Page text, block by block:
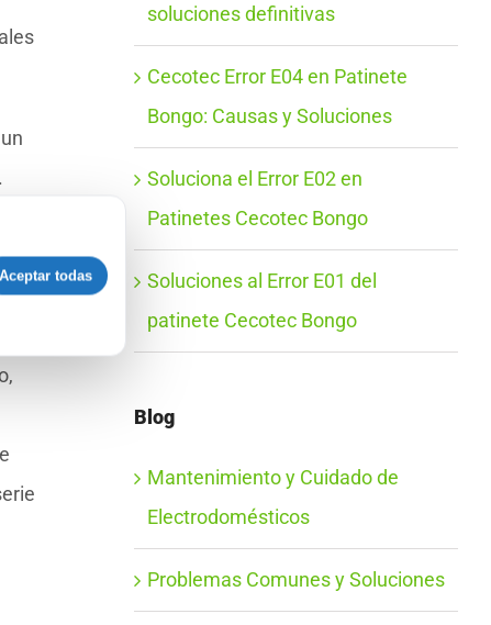
soluciones definitivas
Cecotec Error E04 en Patinete
Bongo: Causas y Soluciones
Soluciona el Error E02 en
Patinetes Cecotec Bongo
Soluciones al Error E01 del
patinete Cecotec Bongo
Blog
Mantenimiento y Cuidado de
Electrodomésticos
Problemas Comunes y Soluciones
Aceptar todas